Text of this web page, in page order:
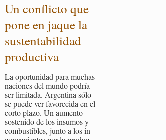
Un con­flic­to que
pone en jaque la
sus­ten­ta­bi­li­dad
pro­duc­ti­va
La opor­tu­ni­dad para mu­chas
na­cio­nes del mundo po­dría
ser li­mi­ta­da. Ar­gen­ti­na sólo
se puede ver fa­vo­re­ci­da en el
corto plazo. Un au­men­to
sos­te­ni­do de los in­su­mos y
com­bus­ti­bles, junto a los in­